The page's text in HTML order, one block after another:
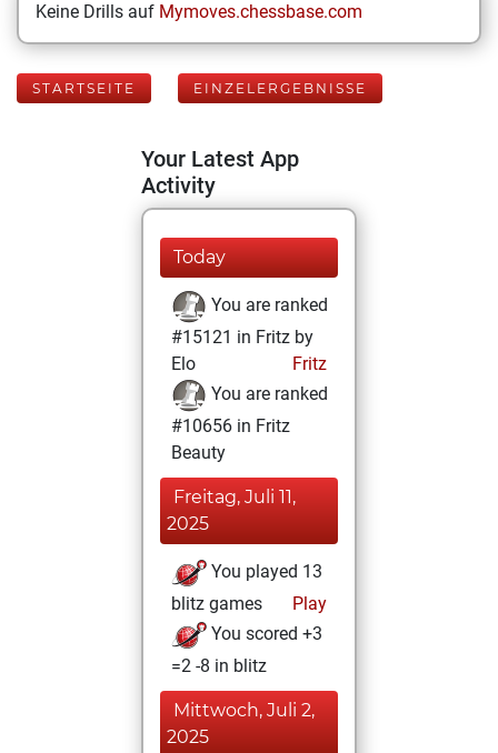
Keine Drills auf Mymoves.chessbase.com
STARTSEITE EINZELERGEBNISSE
Your Latest App
Activity
Today
You are ranked
#15121 in Fritz by
Elo
Fritz
You are ranked
#10656 in Fritz
Beauty
Freitag, Juli 11,
2025
You played 13
blitz games
Play
You scored +3
=2 -8 in blitz
Mittwoch, Juli 2,
2025